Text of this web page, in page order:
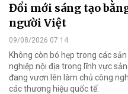
Đổi mới sáng tạo
người Việt
09/08/2026 07:14
Không còn bó hẹp trong các
nghiệp nội địa trong lĩnh vực
đang vươn lên làm chủ công
các thương hiệu quốc tế.